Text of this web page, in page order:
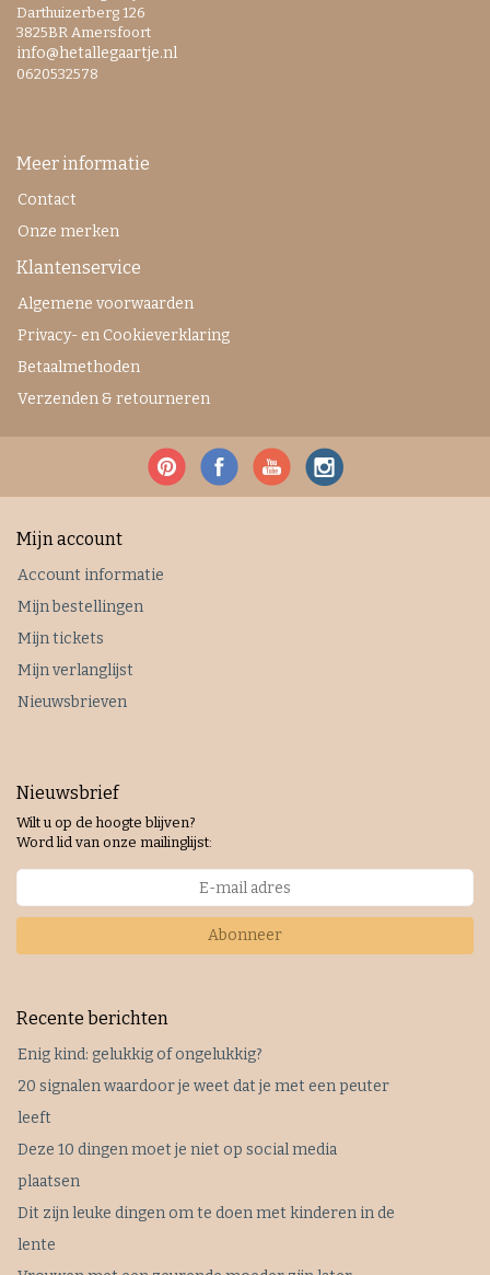
Darthuizerberg 126
3825BR Amersfoort
info@hetallegaartje.nl
0620532578
Meer informatie
Contact
Onze merken
Klantenservice
Algemene voorwaarden
Privacy- en Cookieverklaring
Betaalmethoden
Verzenden & retourneren
Mijn account
Account informatie
Mijn bestellingen
Mijn tickets
Mijn verlanglijst
Nieuwsbrieven
Nieuwsbrief
Wilt u op de hoogte blijven?
Word lid van onze mailinglijst:
Abonneer
Recente berichten
Enig kind: gelukkig of ongelukkig?
20 signalen waardoor je weet dat je met een peuter
leeft
Deze 10 dingen moet je niet op social media
plaatsen
Dit zijn leuke dingen om te doen met kinderen in de
lente